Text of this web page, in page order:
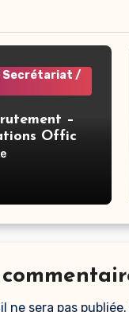
Secrétariat /
–
Officer
ne sera pas publiée.